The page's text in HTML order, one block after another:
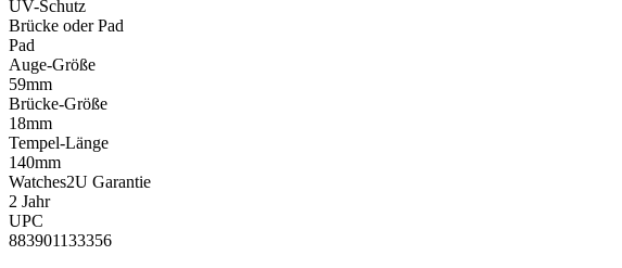
UV-Schutz
Brücke oder Pad
Pad
Auge-Größe
59mm
Brücke-Größe
18mm
Tempel-Länge
140mm
Watches2U Garantie
2 Jahr
UPC
883901133356